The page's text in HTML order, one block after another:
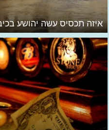
איזה תכסיס עשה יהושע